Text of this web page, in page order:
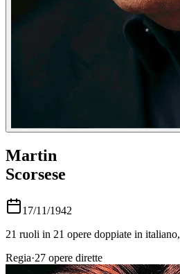
Martin
Scorsese
17/11/1942
21 ruoli in 21 opere doppiate in italiano,
Regia·27 opere dirette